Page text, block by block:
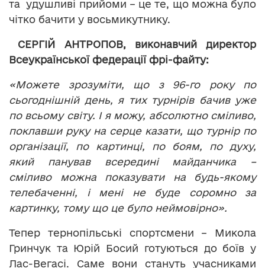
та удушливі прийоми – це те, що можна було
чітко бачити у восьмикутнику.
СЕРГІЙ АНТРОПОВ, виконавчий директор
Всеукраїнської федерації фрі-файту:
«Можете зрозуміти, що з 96-го року по
сьогоднішній день, я тих турнірів бачив уже
по всьому світу. І я можу, абсолютно сміливо,
поклавши руку на серце казати, що турнір по
організації, по картинці, по боям, по духу,
який панував всередині майданчика –
сміливо можна показувати на будь-якому
телебаченні, і мені не буде соромно за
картинку, тому що це було неймовірно».
Тепер тернопільські спортсмени – Микола
Гринчук та Юрій Босий готуються до боїв у
Лас-Вегасі. Саме вони стануть учасниками